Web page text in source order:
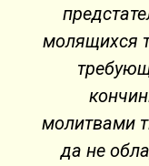
молящихся
молитвами
да не